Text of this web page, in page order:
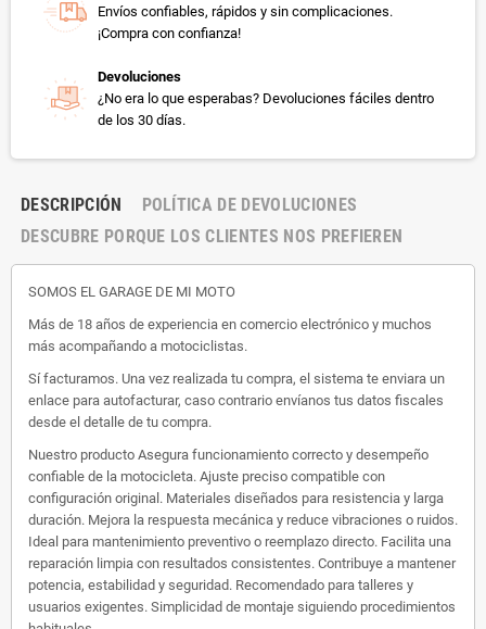
Envíos confiables, rápidos y sin complicaciones.
¡Compra con confianza!
Devoluciones
¿No era lo que esperabas? Devoluciones fáciles dentro
de los 30 días.
DESCRIPCIÓN
POLÍTICA DE DEVOLUCIONES
DESCUBRE PORQUE LOS CLIENTES NOS PREFIEREN
SOMOS EL GARAGE DE MI MOTO
Más de 18 años de experiencia en comercio electrónico y muchos
más acompañando a motociclistas.
Sí facturamos. Una vez realizada tu compra, el sistema te enviara un
enlace para autofacturar, caso contrario envíanos tus datos fiscales
desde el detalle de tu compra.
Nuestro producto Asegura funcionamiento correcto y desempeño
confiable de la motocicleta. Ajuste preciso compatible con
configuración original. Materiales diseñados para resistencia y larga
duración. Mejora la respuesta mecánica y reduce vibraciones o ruidos.
Ideal para mantenimiento preventivo o reemplazo directo. Facilita una
reparación limpia con resultados consistentes. Contribuye a mantener
potencia, estabilidad y seguridad. Recomendado para talleres y
usuarios exigentes. Simplicidad de montaje siguiendo procedimientos